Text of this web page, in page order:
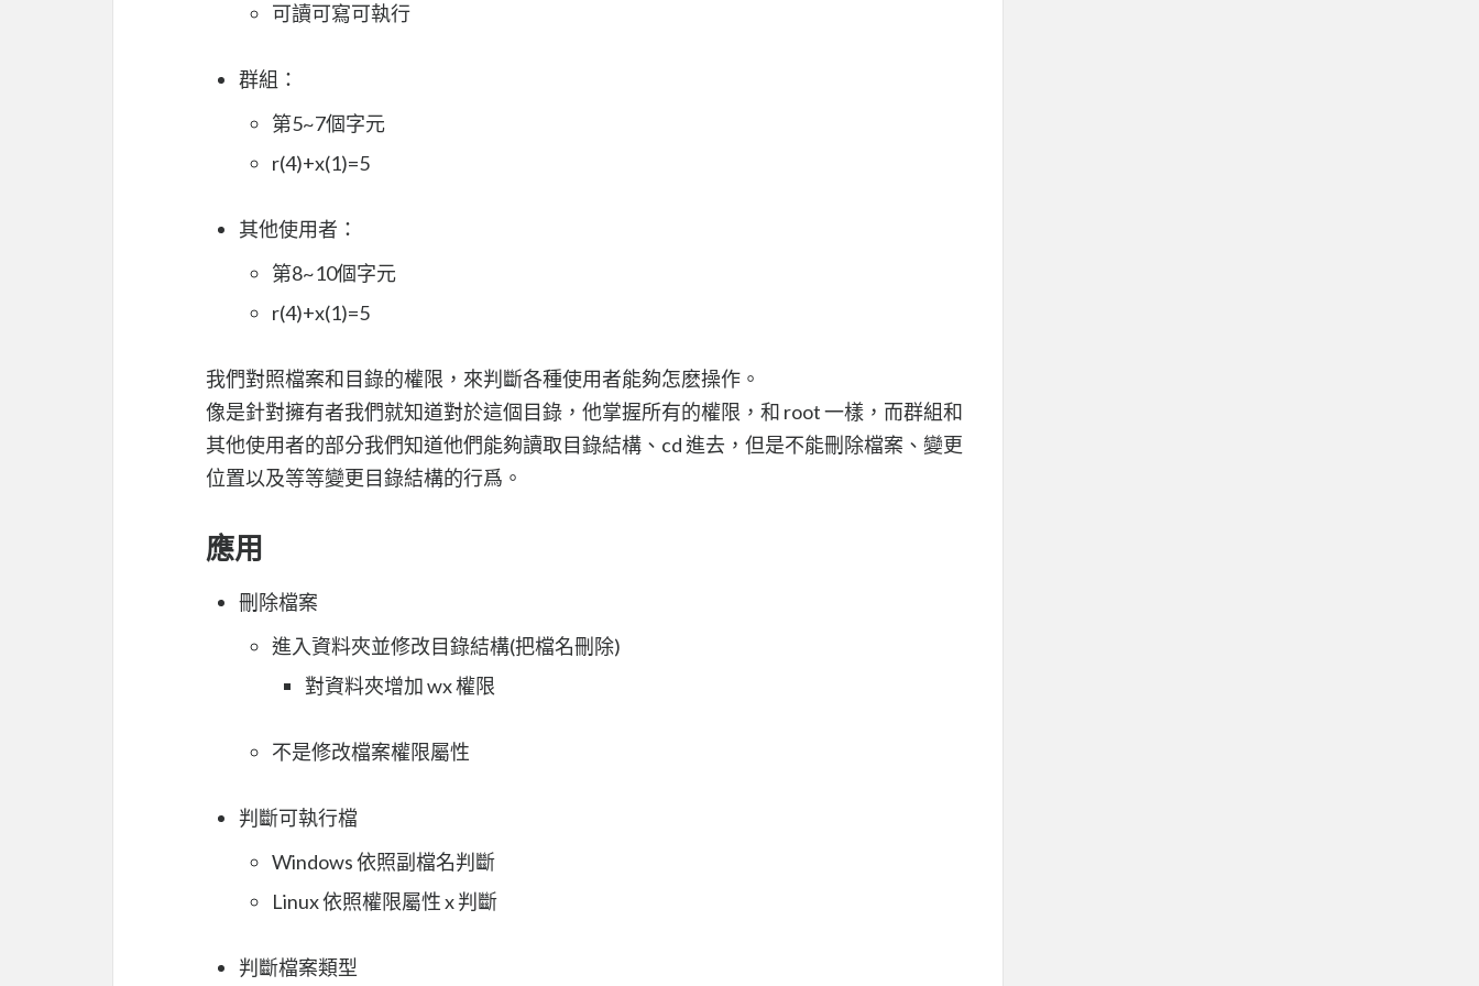
可讀可寫可執行
群組：
第5~7個字元
r(4)+x(1)=5
其他使用者：
第8~10個字元
r(4)+x(1)=5
我們對照檔案和目錄的權限，來判斷各種使用者能夠怎麽操作。
像是針對擁有者我們就知道對於這個目錄，他掌握所有的權限，和 root 一樣，而群組和
其他使用者的部分我們知道他們能夠讀取目錄結構、cd 進去，但是不能刪除檔案、變更
位置以及等等變更目錄結構的行爲。
應用
刪除檔案
進入資料夾並修改目錄結構(把檔名刪除)
對資料夾增加 wx 權限
不是修改檔案權限屬性
判斷可執行檔
Windows 依照副檔名判斷
Linux 依照權限屬性 x 判斷
判斷檔案類型